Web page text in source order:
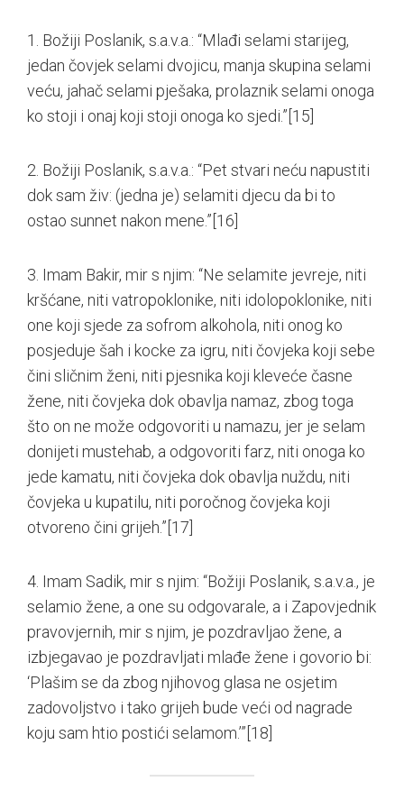
1. Božiji Poslanik, s.a.v.a.: “Mlađi selami starijeg,
jedan čovjek selami dvojicu, manja skupina selami
veću, jahač selami pješaka, prolaznik selami onoga
ko stoji i onaj koji stoji onoga ko sjedi.”[15]
2. Božiji Poslanik, s.a.v.a.: “Pet stvari neću napustiti
dok sam živ: (jedna je) selamiti djecu da bi to
ostao sunnet nakon mene.”[16]
3. Imam Bakir, mir s njim: “Ne selamite jevreje, niti
kršćane, niti vatropoklonike, niti idolopoklonike, niti
one koji sjede za sofrom alkohola, niti onog ko
posjeduje šah i kocke za igru, niti čovjeka koji sebe
čini sličnim ženi, niti pjesnika koji kleveće časne
žene, niti čovjeka dok obavlja namaz, zbog toga
što on ne može odgovoriti u namazu, jer je selam
donijeti mustehab, a odgovoriti farz, niti onoga ko
jede kamatu, niti čovjeka dok obavlja nuždu, niti
čovjeka u kupatilu, niti poročnog čovjeka koji
otvoreno čini grijeh.”[17]
4. Imam Sadik, mir s njim: “Božiji Poslanik, s.a.v.a., je
selamio žene, a one su odgovarale, a i Zapovjednik
pravovjernih, mir s njim, je pozdravljao žene, a
izbjegavao je pozdravljati mlađe žene i govorio bi:
‘Plašim se da zbog njihovog glasa ne osjetim
zadovoljstvo i tako grijeh bude veći od nagrade
koju sam htio postići selamom.’”[18]